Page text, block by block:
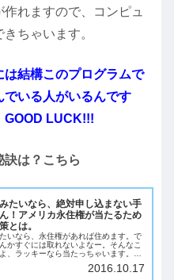
れますので、コンピュ
ちゃいます。
結構このプログラムで
いる人がいるんです
GOOD LUCK!!!
訣は？こちら
たいなら、絶対申し込まない手
！アメリカ永住権が当たるため
とは。
いなら、永住権があれば住めます。で
かすぐには取れないよなー。そんなこ
、ラッキーなら当たっちゃいます。ハ
し込んみましょう。管理人AKA...2016.10.17